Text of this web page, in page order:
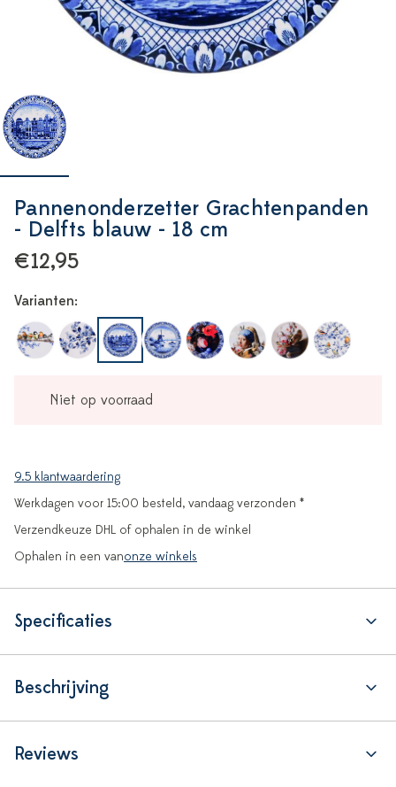
Pannenonderzetter Grachtenpanden
- Delfts blauw - 18 cm
€12,95
Varianten:
Niet op voorraad
9.5 klantwaardering
Werkdagen voor 15:00 besteld, vandaag verzonden *
Verzendkeuze DHL of ophalen in de winkel
Ophalen in een vanonze winkels
Specificaties
Beschrijving
Reviews